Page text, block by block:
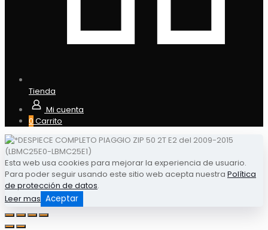
Tienda
Mi cuenta
0 Carrito
Esta web usa cookies para mejorar la experiencia de usuario.
Para poder seguir usando este sitio web acepta nuestra Política
de protección de datos.
Leer mas Aceptar